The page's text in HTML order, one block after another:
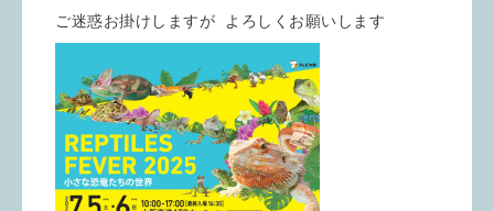
ご迷惑お掛けしますが よろしくお願いします